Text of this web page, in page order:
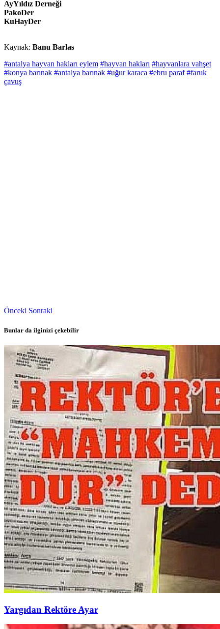
AyYıldız Derneği
PakoDer
KuHayDer
Kaynak: Banu Barlas
#antalya hayvan hakları eylem #hayvan hakları #hayvanlara vahşet
#konya barınak #antalya barınak #uğur karaca #ebru paraf #faruk
çavuş
Önceki Sonraki
Bunlar da ilginizi çekebilir
Yargıdan Rektöre Ayar